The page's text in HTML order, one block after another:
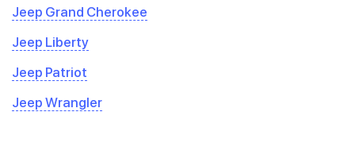
Jeep Grand Cherokee
Jeep Liberty
Jeep Patriot
Jeep Wrangler